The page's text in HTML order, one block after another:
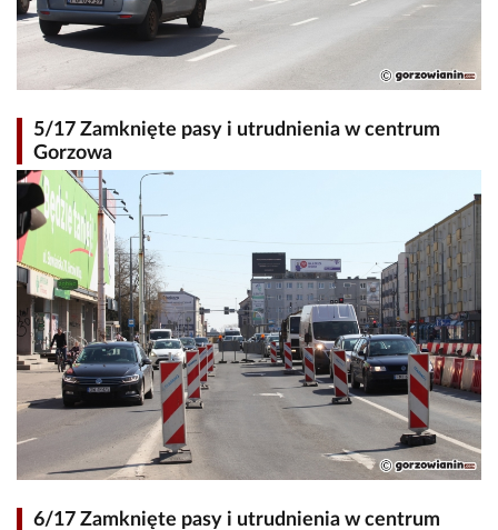
5/17 Zamknięte pasy i utrudnienia w centrum
Gorzowa
6/17 Zamknięte pasy i utrudnienia w centrum